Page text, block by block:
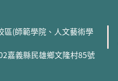
區(師範學院、人文藝術學
嘉義縣民雄鄉文隆村85號